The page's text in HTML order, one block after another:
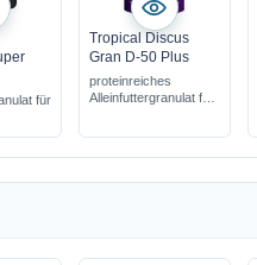
für
Tropical Discus
Gran D-50 Plus
proteinreiches
Alleinfuttergranulat für